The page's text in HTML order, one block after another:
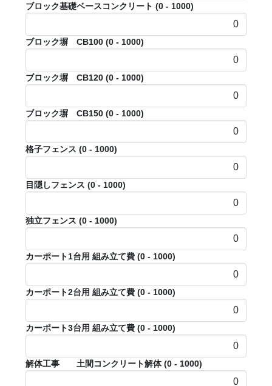
ブロック基礎ベースコンクリート (0 - 1000)
ブロック塀 CB100 (0 - 1000)
ブロック塀 CB120 (0 - 1000)
ブロック塀 CB150 (0 - 1000)
格子フェンス (0 - 1000)
目隠しフェンス (0 - 1000)
独立フェンス (0 - 1000)
カーポート1台用 組み立て費 (0 - 1000)
カーポート2台用 組み立て費 (0 - 1000)
カーポート3台用 組み立て費 (0 - 1000)
解体工事 土間コンクリート解体(0 - 1000)